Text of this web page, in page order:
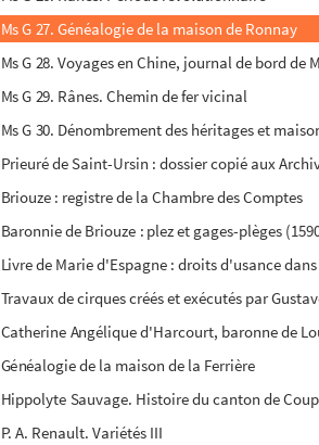
Ms G 27. Généalogie de la maison de Ronnay
Ms G 28. Voyages en Chine, journal de bord de
Ms G 29. Rânes. Chemin de fer vicinal
Ms G 30. Dénombrement des héritages et
Prieuré de Saint-Ursin : dossier copié aux
Briouze : registre de la Chambre des Comptes
Baronnie de Briouze : plez et gages-plèges
Livre de Marie d'Espagne : droits d'usance
Travaux de cirques créés et exécutés par
Catherine Angélique d'Harcourt, baronne de
Généalogie de la maison de la Ferrière
Hippolyte Sauvage. Histoire du canton de
P. A. Renault. Variétés III